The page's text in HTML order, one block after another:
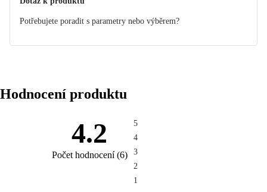
Potřebujete poradit s parametry nebo výběrem?
Hodnocení produktu
4.2
Počet hodnocení(6)
5
4
3
2
1